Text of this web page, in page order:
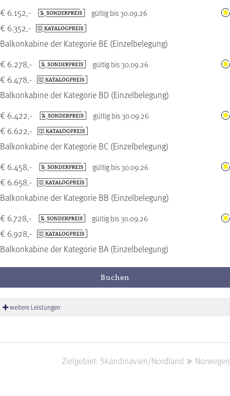
Balkonkabine der Kategorie BE (Einzelbelegung)
€ 6.152,- gültig bis 30.09.26
€ 6.352,-
Balkonkabine der Kategorie BD (Einzelbelegung)
€ 6.278,- gültig bis 30.09.26
€ 6.478,-
Balkonkabine der Kategorie BC (Einzelbelegung)
€ 6.422,- gültig bis 30.09.26
€ 6.622,-
Balkonkabine der Kategorie BB (Einzelbelegung)
€ 6.458,- gültig bis 30.09.26
€ 6.658,-
Balkonkabine der Kategorie BA (Einzelbelegung)
€ 6.728,- gültig bis 30.09.26
€ 6.928,-
Buchen
weitere Leistungen
Zielgebiet: Skandinavien/Nordland Norwegen